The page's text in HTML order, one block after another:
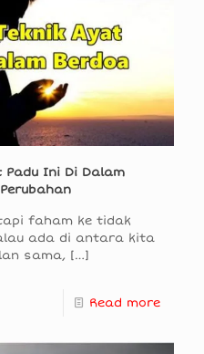
Padu Ini Di Dalam
faham ke tidak
ada di antara kita
sama, […]
Read more